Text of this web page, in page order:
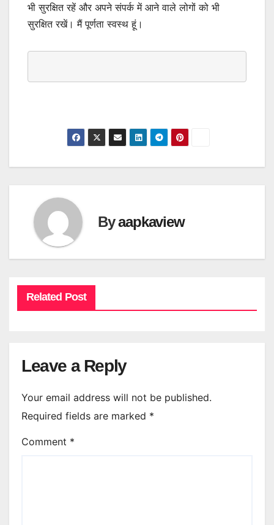
भी सुरक्षित रहें और अपने संपर्क में आने वाले लोगों को भी
सुरक्षित रखें। मैं पूर्णता स्वस्थ हूं।
Byaapkaview
Related Post
Leave a Reply
Your email address will not be published.
Required fields are marked *
Comment *